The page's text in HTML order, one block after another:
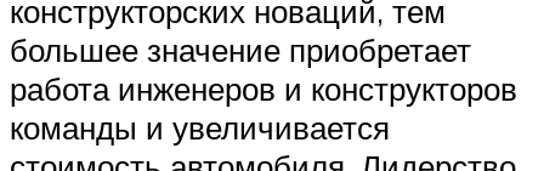
конструкторских новаций, тем
большее значение приобретает
работа инженеров и конструкторов
команды и увеличивается